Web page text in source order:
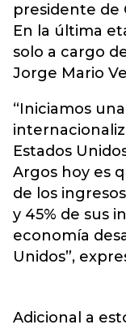
presidente de
En la última
solo a cargo
Jorge Mario
“Iniciamos
Estados
Argos hoy es
de los
y 45% de sus
economía
Unidos”,
Adicional a